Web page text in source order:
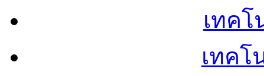
เทคโ
เทคโ